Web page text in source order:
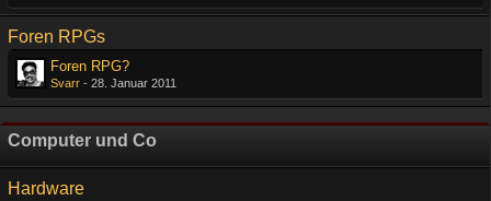
Foren RPGs
Foren RPG?
Svarr - 28. Januar 2011
Computer und Co
Hardware